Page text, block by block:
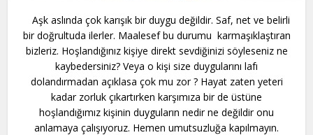
Aşk aslında çok karışık bir duygu değildir. Saf, net ve belirli
bir doğrultuda ilerler. Maalesef bu durumu karmaşıklaştıran
bizleriz. Hoşlandığınız kişiye direkt sevdiğinizi söyleseniz ne
kaybedersiniz? Veya o kişi size duygularını lafı
dolandırmadan açıklasa çok mu zor ? Hayat zaten yeteri
kadar zorluk çıkartırken karşımıza bir de üstüne
hoşlandığımız kişinin duyguların nedir ne değildir onu
anlamaya çalışıyoruz. Hemen umutsuzluğa kapılmayın.